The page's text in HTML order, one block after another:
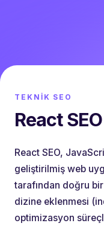
TEKNIK SEO
React
React SEO,
geliştirilmiş web
tarafından doğru
dizine eklenmesi
optimizasyon